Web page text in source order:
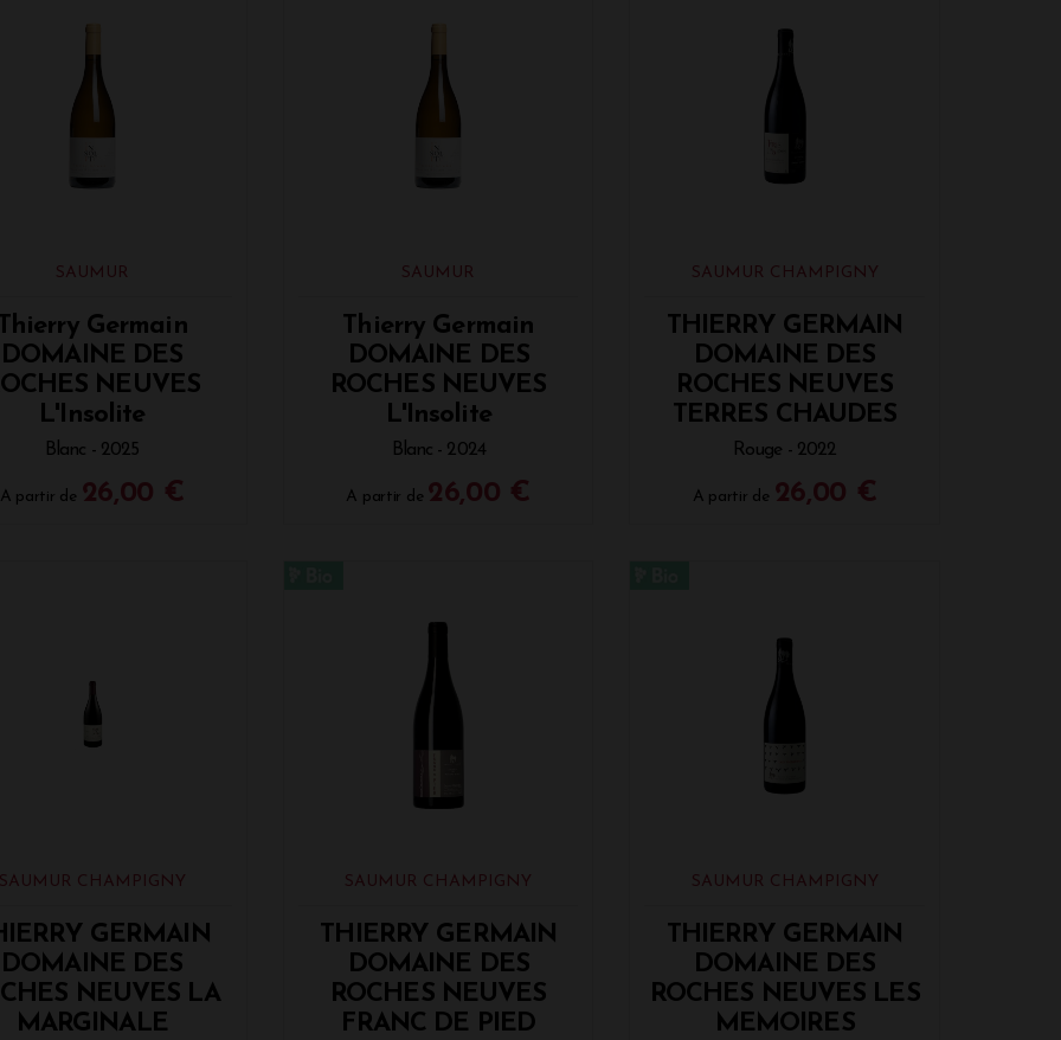
SAUMUR
Germain
DOMAINE DES
NEUVES
L'Insolite
Blanc - 2025
A partir de 26,00 €
SAUMUR
Thierry Germain
DOMAINE DES
ROCHES NEUVES
L'Insolite
Blanc - 2024
A partir de 26,00 €
SAUMUR CHAMPIGNY
THIERRY GERMAIN
DOMAINE DES
ROCHES NEUVES
TERRES CHAUDES
Rouge - 2022
A partir de 26,00 €
CHAMPIGNY
GERMAIN
DOMAINE DES
NEUVES LA
MARGINALE
SAUMUR CHAMPIGNY
THIERRY GERMAIN
DOMAINE DES
ROCHES NEUVES
FRANC DE PIED
SAUMUR CHAMPIGNY
THIERRY GERMAIN
DOMAINE DES
ROCHES NEUVES LES
MEMOIRES